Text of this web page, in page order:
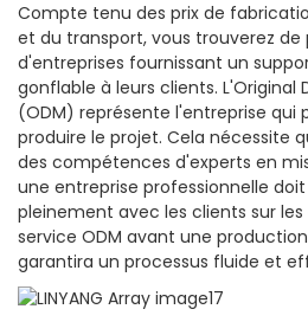
Compte tenu des prix de
et du transport, vous trouverez de
d'entreprises fournissant un
gonflable à leurs clients. L'Original
(ODM) représente l'entreprise qui
produire le projet. Cela nécessite
des compétences d'experts en
une entreprise professionnelle
pleinement avec les clients sur
service ODM avant une
garantira un processus fluide et